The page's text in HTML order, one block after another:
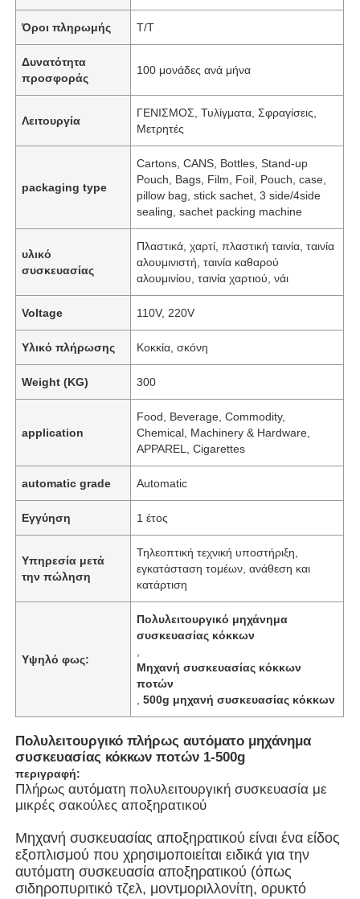
Σπίτι
Προϊόντα
Βίντεο
Όροι πληρωμής Τ/Τ
Δυνατότητα
προσφοράς
100 μονάδες ανά μήνα
Λειτουργία
ΓΕΝΙΣΜΟΣ, Τυλίγματα, Σφραγίσεις,
Μετρητές
packaging type
Cartons, CANS, Bottles, Stand-up
Pouch, Bags, Film, Foil, Pouch, case,
pillow bag, stick sachet, 3 side/4side
sealing, sachet packing machine
υλικό
συσκευασίας
Πλαστικά, χαρτί, πλαστική ταινία, ταινία
αλουμινιστή, ταινία καθαρού
αλουμινίου, ταινία χαρτιού, νάι
Voltage 110V, 220V
Υλικό πλήρωσης Κοκκία, σκόνη
Weight (KG) 300
application
Food, Beverage, Commodity,
Chemical, Machinery & Hardware,
APPAREL, Cigarettes
automatic grade Automatic
Εγγύηση 1 έτος
Υπηρεσία μετά
την πώληση
Τηλεοπτική τεχνική υποστήριξη,
εγκατάσταση τομέων, ανάθεση και
κατάρτιση
Υψηλό φως:
Πολυλειτουργικό μηχάνημα
συσκευασίας κόκκων
Μηχανή συσκευασίας κόκκων
ποτών
,500g μηχανή συσκευασίας κόκκων
Πολυλειτουργικό πλήρως αυτόματο μηχάνημα
συσκευασίας κόκκων ποτών 1-500g
περιγραφή:
Πλήρως αυτόματη πολυλειτουργική συσκευασία με
μικρές σακούλες αποξηρατικού
Μηχανή συσκευασίας αποξηρατικού είναι ένα είδος
εξοπλισμού που χρησιμοποιείται ειδικά για την
αυτόματη συσκευασία αποξηρατικού (όπως
σιδηροπυριτικό τζελ, μοντμοριλλονίτη, ορυκτό